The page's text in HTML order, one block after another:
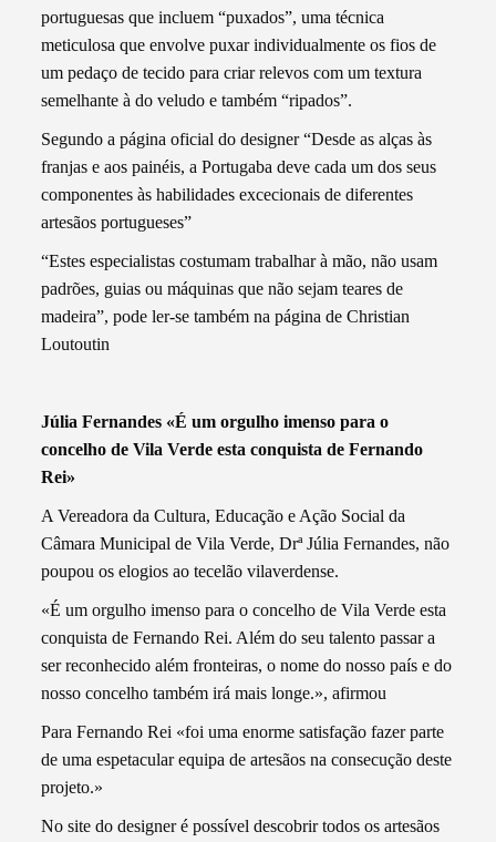
portuguesas que incluem “puxados”, uma técnica
meticulosa que envolve puxar individualmente os fios de
um pedaço de tecido para criar relevos com um textura
semelhante à do veludo e também “ripados”.
Segundo a página oficial do designer “Desde as alças às
franjas e aos painéis, a Portugaba deve cada um dos seus
componentes às habilidades excecionais de diferentes
artesãos portugueses”
“Estes especialistas costumam trabalhar à mão, não usam
padrões, guias ou máquinas que não sejam teares de
madeira”, pode ler-se também na página de Christian
Loutoutin
Júlia Fernandes «É um orgulho imenso para o
concelho de Vila Verde esta conquista de Fernando
Rei»
A Vereadora da Cultura, Educação e Ação Social da
Câmara Municipal de Vila Verde, Drª Júlia Fernandes, não
poupou os elogios ao tecelão vilaverdense.
«É um orgulho imenso para o concelho de Vila Verde esta
conquista de Fernando Rei. Além do seu talento passar a
ser reconhecido além fronteiras, o nome do nosso país e do
nosso concelho também irá mais longe.», afirmou
Para Fernando Rei «foi uma enorme satisfação fazer parte
de uma espetacular equipa de artesãos na consecução deste
projeto.»
No site do designer é possível descobrir todos os artesãos